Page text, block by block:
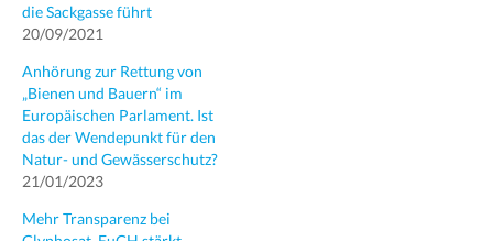
die Sackgasse führt
20/09/2021
Anhörung zur Rettung von
„Bienen und Bauern“ im
Europäischen Parlament. Ist
das der Wendepunkt für den
Natur- und Gewässerschutz?
21/01/2023
Mehr Transparenz bei